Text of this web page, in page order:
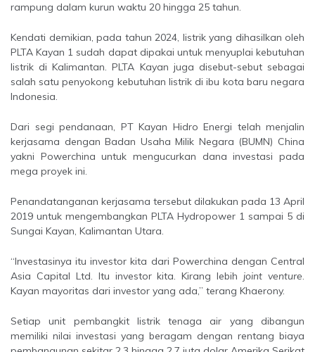
rampung dalam kurun waktu 20 hingga 25 tahun.
Kendati demikian, pada tahun 2024, listrik yang dihasilkan oleh
PLTA Kayan 1 sudah dapat dipakai untuk menyuplai kebutuhan
listrik di Kalimantan. PLTA Kayan juga disebut-sebut sebagai
salah satu penyokong kebutuhan listrik di ibu kota baru negara
Indonesia.
Dari segi pendanaan, PT Kayan Hidro Energi telah menjalin
kerjasama dengan Badan Usaha Milik Negara (BUMN) China
yakni Powerchina untuk mengucurkan dana investasi pada
mega proyek ini.
Penandatanganan kerjasama tersebut dilakukan pada 13 April
2019 untuk mengembangkan PLTA Hydropower 1 sampai 5 di
Sungai Kayan, Kalimantan Utara.
“Investasinya itu investor kita dari Powerchina dengan Central
Asia Capital Ltd. Itu investor kita. Kirang lebihjoint venture.
Kayan mayoritas dari investor yang ada,” terang Khaerony.
Setiap unit pembangkit listrik tenaga air yang dibangun
memiliki nilai investasi yang beragam dengan rentang biaya